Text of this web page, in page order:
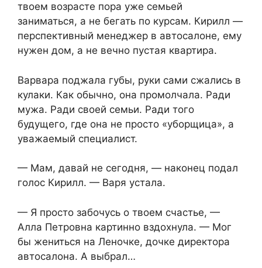
твоем возрасте пора уже семьей
заниматься, а не бегать по курсам. Кирилл —
перспективный менеджер в автосалоне, ему
нужен дом, а не вечно пустая квартира.
Варвара поджала губы, руки сами сжались в
кулаки. Как обычно, она промолчала. Ради
мужа. Ради своей семьи. Ради того
будущего, где она не просто «уборщица», а
уважаемый специалист.
— Мам, давай не сегодня, — наконец подал
голос Кирилл. — Варя устала.
— Я просто забочусь о твоем счастье, —
Алла Петровна картинно вздохнула. — Мог
бы жениться на Леночке, дочке директора
автосалона. А выбрал…